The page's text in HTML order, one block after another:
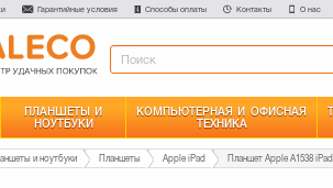
Гарантийные условия Способы оплаты Контакты О нас
ПЛАНШЕТЫ И
НОУТБУКИ
КОМПЬЮТЕРНАЯ И ОФИСНАЯ
ТЕХНИКА
и ноутбуки Планшеты Apple iPad